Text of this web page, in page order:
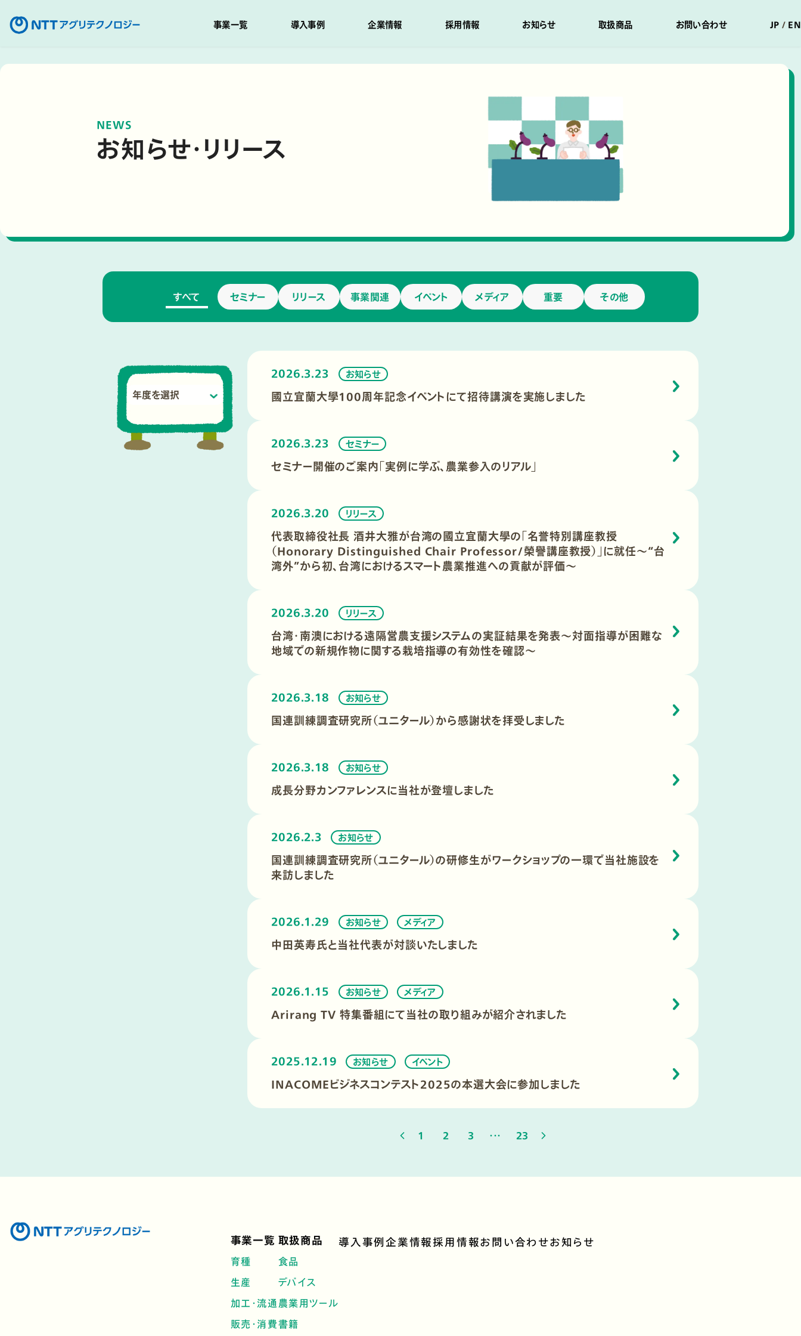
ン
事業一覧 導入事例 企業情報 採用情報 お知らせ 取扱商品 お問い合わせ JP EN
NEWS
お知らせ・リリース
すべて セミナー リリース 事業関連 イベント メディア 重要 その他
國立宜蘭大學100周年記念イベントにて招待講演を実施しました
2026.3.23 お知らせ
セミナー開催のご案内「実例に学ぶ、農業参入のリアル」
2026.3.23 セミナー
代表取締役社長 酒井大雅が台湾の國立宜蘭大學の「名誉特別講座教授
（Honorary Distinguished Chair Professor/榮譽講座教授）」に就任～“台
湾外”から初、台湾におけるスマート農業推進への貢献が評価～
2026.3.20 リリース
台湾・南澳における遠隔営農支援システムの実証結果を発表～対面指導が困難な
地域での新規作物に関する栽培指導の有効性を確認～
2026.3.20 リリース
国連訓練調査研究所（ユニタール）から感謝状を拝受しました
2026.3.18 お知らせ
成長分野カンファレンスに当社が登壇しました
2026.3.18 お知らせ
国連訓練調査研究所（ユニタール）の研修生がワークショップの一環で当社施設を
来訪しました
2026.2.3 お知らせ
中田英寿氏と当社代表が対談いたしました
2026.1.29 お知らせ メディア
Arirang TV 特集番組にて当社の取り組みが紹介されました
2026.1.15 お知らせ メディア
INACOMEビジネスコンテスト2025の本選大会に参加しました
2025.12.19 お知らせ イベント
1 2 3 23
事業一覧
育種
生産
加工・流通
販売・消費
取扱商品
食品
デバイス
農業用ツール
書籍
導入事例企業情報採用情報お問い合わせお知らせ